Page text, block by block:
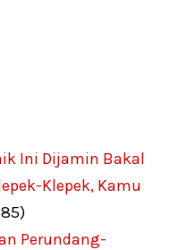
Ini Dijamin Bakal
Klepek, Kamu
Perundang-